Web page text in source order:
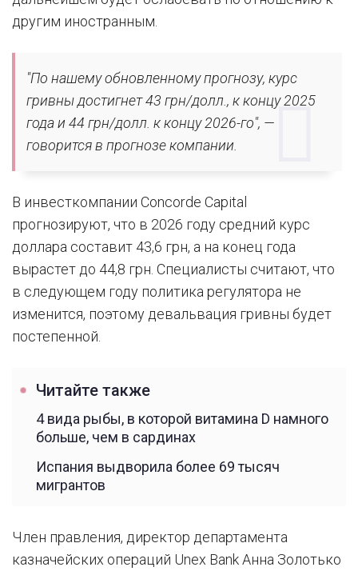
другим иностранным.
"По нашему обновленному прогнозу, курс
гривны достигнет 43 грн/долл., к концу 2025
года и 44 грн/долл. к концу 2026-го", —
говорится в прогнозе компании.
В инвесткомпании Concorde Capital
прогнозируют, что в 2026 году средний курс
доллара составит 43,6 грн, а на конец года
вырастет до 44,8 грн. Специалисты считают, что
в следующем году политика регулятора не
изменится, поэтому девальвация гривны будет
постепенной.
Читайте также
4 вида рыбы, в которой витамина D намного
больше, чем в сардинах
Испания выдворила более 69 тысяч
мигрантов
Член правления, директор департамента
казначейских операций Unex Bank Анна Золотько